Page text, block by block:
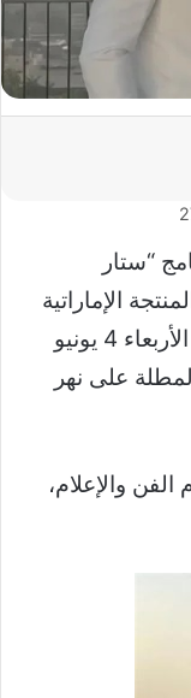
“ستار
الإماراتية
رشا الظنحاني، في حفل أقيم مساء الأربعاء 4 يونيو
المطلة على نهر
والإعلام،